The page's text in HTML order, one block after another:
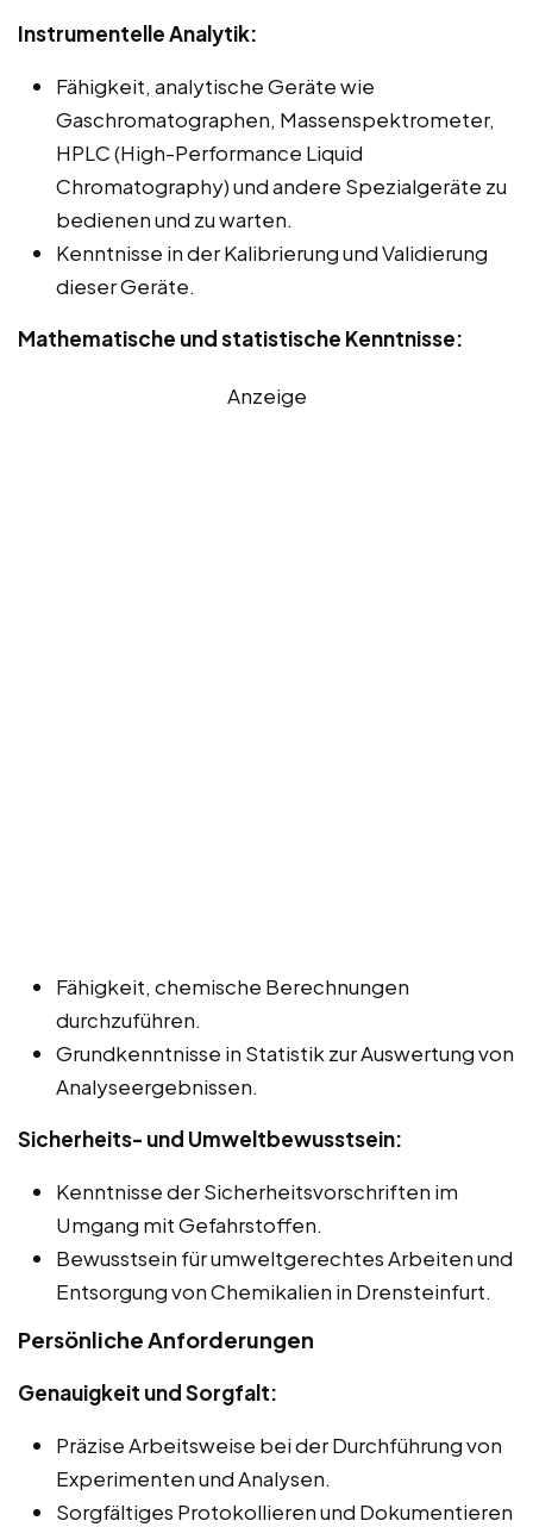
Instrumentelle Analytik:
Fähigkeit, analytische Geräte wie
Gaschromatographen, Massenspektrometer,
HPLC (High-Performance Liquid
Chromatography) und andere Spezialgeräte zu
bedienen und zu warten.
Kenntnisse in der Kalibrierung und Validierung
dieser Geräte.
Mathematische und statistische Kenntnisse:
Anzeige
Fähigkeit, chemische Berechnungen
durchzuführen.
Grundkenntnisse in Statistik zur Auswertung von
Analyseergebnissen.
Sicherheits- und Umweltbewusstsein:
Kenntnisse der Sicherheitsvorschriften im
Umgang mit Gefahrstoffen.
Bewusstsein für umweltgerechtes Arbeiten und
Entsorgung von Chemikalien in Drensteinfurt.
Persönliche Anforderungen
Genauigkeit und Sorgfalt:
Präzise Arbeitsweise bei der Durchführung von
Experimenten und Analysen.
Sorgfältiges Protokollieren und Dokumentieren